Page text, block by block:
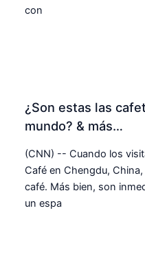
con
¿Son estas las
mundo? & más…
(CNN) -- Cuando los
Café en Chengdu,
café. Más bien, son
un espa